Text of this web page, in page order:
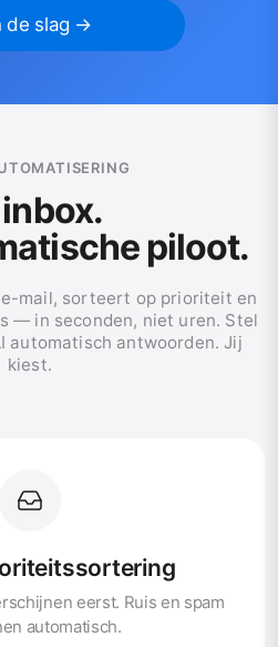
de slag →
piloot.
mail, sorteert op prioriteit en
— in seconden, niet uren. Stel
automatisch antwoorden. Jij
kiest.
eerst. Ruis en spam
automatisch.